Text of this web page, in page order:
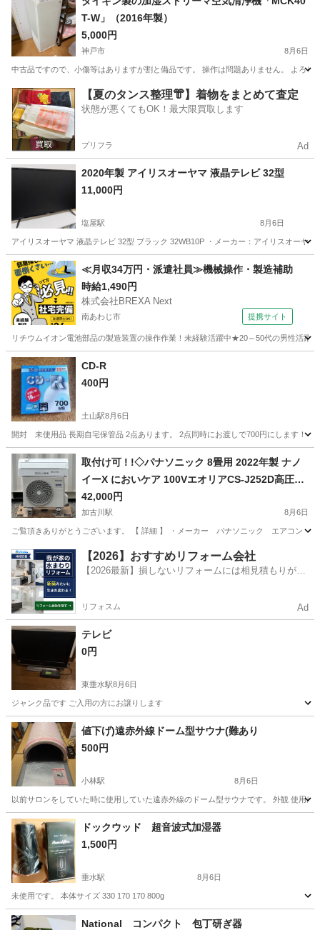
T-W」（2016年製）
5,000円
神戸市 8月6日
中古品ですので、小傷等はありますが割と備品です。 操作は問題ありません。 よろし
兵庫 神戸市 季節、空調家電 MCK
【夏のタンス整理👘】着物をまとめて査定
状態が悪くてもOK！最大限買取します
プリフラ Ad
2020年製 アイリスオーヤマ 液晶テレビ 32型
11,000円
塩屋駅 8月6日
アイリスオーヤマ 液晶テレビ 32型 ブラック 32WB10P ・メーカー：アイリスオーヤ
兵庫 神戸市 塩屋駅 テレビ アイリスオーヤマ
≪月収34万円・派遣社員≫機械操作・製造補助
時給1,490円
株式会社BREXA Next
南あわじ市 提携サイト
リチウムイオン電池部品の製造装置の操作作業！未経験活躍中★20～50代の男性活
兵庫 南あわじ市CD-R
400円
土山駅8月6日
開封 未使用品 長期自宅保管品 2点あります。 2点同時にお渡しで700円にします！
兵庫 明石市 土山駅 その他
取付け可 ! !◇パナソニック 8畳用 2022年製 ナノ
イーX においケア 100VエオリアCS-J252D高圧洗
浄済み ! 保証付 ! 取り外し無料 ! !
42,000円
加古川駅 8月6日
ご覧頂きありがとうございます。 【 詳細 】 ・メーカー パナソニック エアコン
兵庫 加古川市 加古川駅 季節、空調家電 屋根
【2026】おすすめリフォーム会社
【2026最新】損しないリフォームには相見積もりが不
リフォスム Ad
テレビ
0円
東垂水駅8月6日
ジャンク品です ご入用の方にお譲りします
兵庫 神戸市 東垂水駅 テレビ ジャンク品
値下げ)遠赤外線ドーム型サウナ(難あり
500円
小林駅 8月6日
以前サロンをしていた時に使用していた遠赤外線のドーム型サウナです。 外観 使用
兵庫 宝塚市 小林駅 美容家電
ドックウッド 超音波式加湿器
1,500円
垂水駅 8月6日
未使用です。 本体サイズ 330 170 170 800g
兵庫 神戸市 生活家電
National コンパクト 包丁研ぎ器